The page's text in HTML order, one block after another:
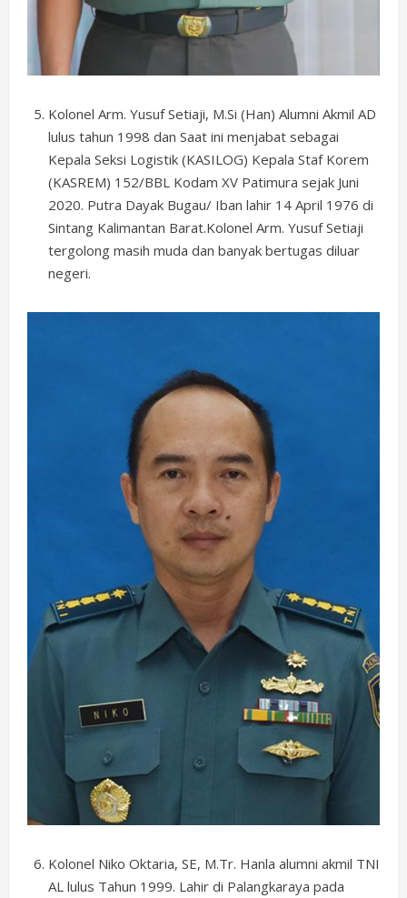
Kolonel Arm. Yusuf Setiaji, M.Si (Han) Alumni Akmil AD
lulus tahun 1998 dan Saat ini menjabat sebagai
Kepala Seksi Logistik (KASILOG) Kepala Staf Korem
(KASREM) 152/BBL Kodam XV Patimura sejak Juni
2020. Putra Dayak Bugau/ Iban lahir 14 April 1976 di
Sintang Kalimantan Barat.Kolonel Arm. Yusuf Setiaji
tergolong masih muda dan banyak bertugas diluar
negeri.
Kolonel Niko Oktaria, SE, M.Tr. Hanla alumni akmil TNI
AL lulus Tahun 1999. Lahir di Palangkaraya pada